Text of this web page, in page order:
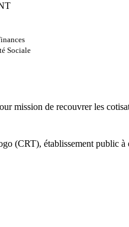
Sociale
mission de recouvrer les
(CRT), établissement public